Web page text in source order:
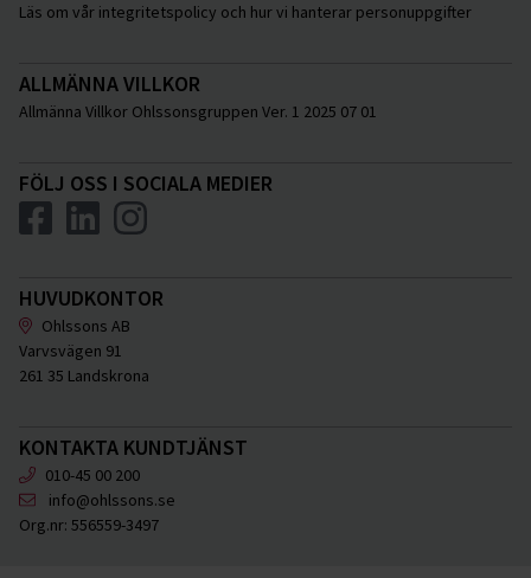
Läs om vår integritetspolicy och hur vi hanterar personuppgifter
ALLMÄNNA VILLKOR
Allmänna Villkor Ohlssonsgruppen Ver. 1 2025 07 01
FÖLJ OSS I SOCIALA MEDIER
HUVUDKONTOR
Ohlssons AB
Varvsvägen 91
261 35 Landskrona
KONTAKTA KUNDTJÄNST
010-45 00 200
info@ohlssons.se
Org.nr: 556559-3497